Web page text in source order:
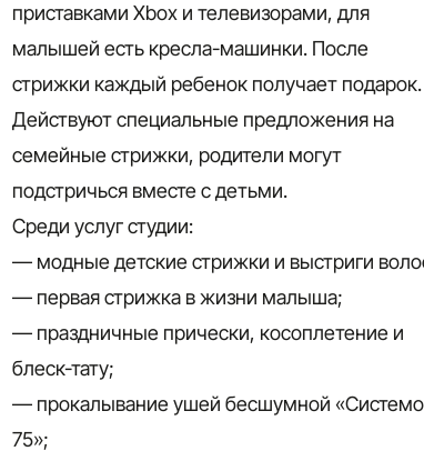
приставками Хbox и телевизорами, для
малышей есть кресла-машинки. После
стрижки каждый ребенок получает подарок.
Действуют специальные предложения на
семейные стрижки, родители могут
подстричься вместе с детьми.
Среди услуг студии:
— модные детские стрижки и выстриги
— первая стрижка в жизни малыша;
— праздничные прически, косоплетение и
блеск-тату;
— прокалывание ушей бесшумной
75»;